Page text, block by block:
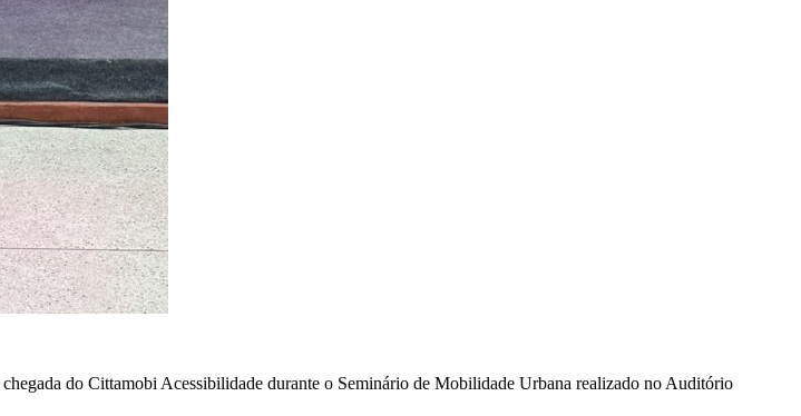
do Cittamobi Acessibilidade durante o Seminário de Mobilidade Urbana realizado no Auditório